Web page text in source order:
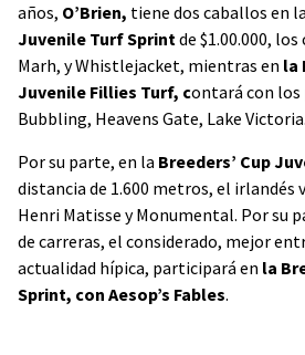
años, O’Brien, tiene dos caballos en la
Juvenile Turf Sprintde $1.00.000,
Marh, y Whistlejacket, mientras en la
Juvenile Fillies Turf, contará con los
Bubbling, Heavens Gate, Lake Victoria.
Por su parte, en la Breeders’ Cup
distancia de 1.600 metros, el irlandés
Henri Matisse y Monumental. Por su
de carreras, el considerado, mejor
actualidad hípica, participará en la
Sprint, con Aesop’s Fables.